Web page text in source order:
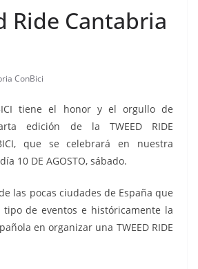
Ride Cantabria
ConBici
tiene el honor y el orgullo de
edición de la TWEED RIDE
que se celebrará en nuestra
10 DE AGOSTO, sábado.
las pocas ciudades de España que
de eventos e históricamente la
en organizar una TWEED RIDE